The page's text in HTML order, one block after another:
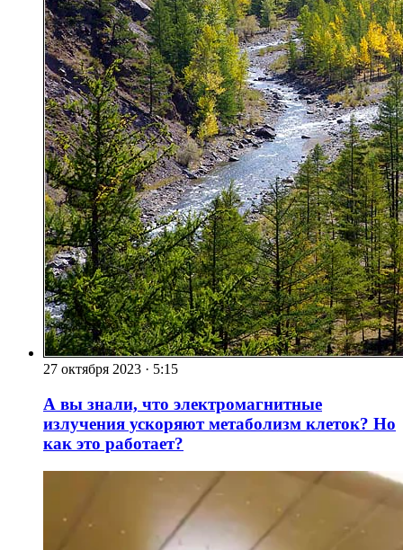
27 октября 2023 · 5:15
А вы знали, что электромагнитные
излучения ускоряют метаболизм клеток? Но
как это работает?